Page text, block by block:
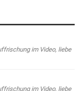
im Video, liebe
im Video, liebe